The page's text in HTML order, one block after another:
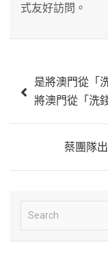
式友好訪問。
章
是將澳門從「
將澳門從「洗
蔡團隊
e